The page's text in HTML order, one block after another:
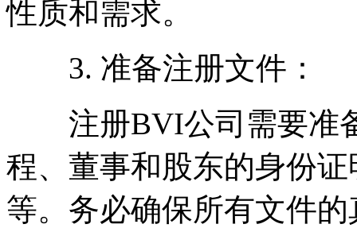
性质和需求。
3. 准备注册文件：
注册BVI公司需要准备
程、董事和股东的身份
等。务必确保所有文件